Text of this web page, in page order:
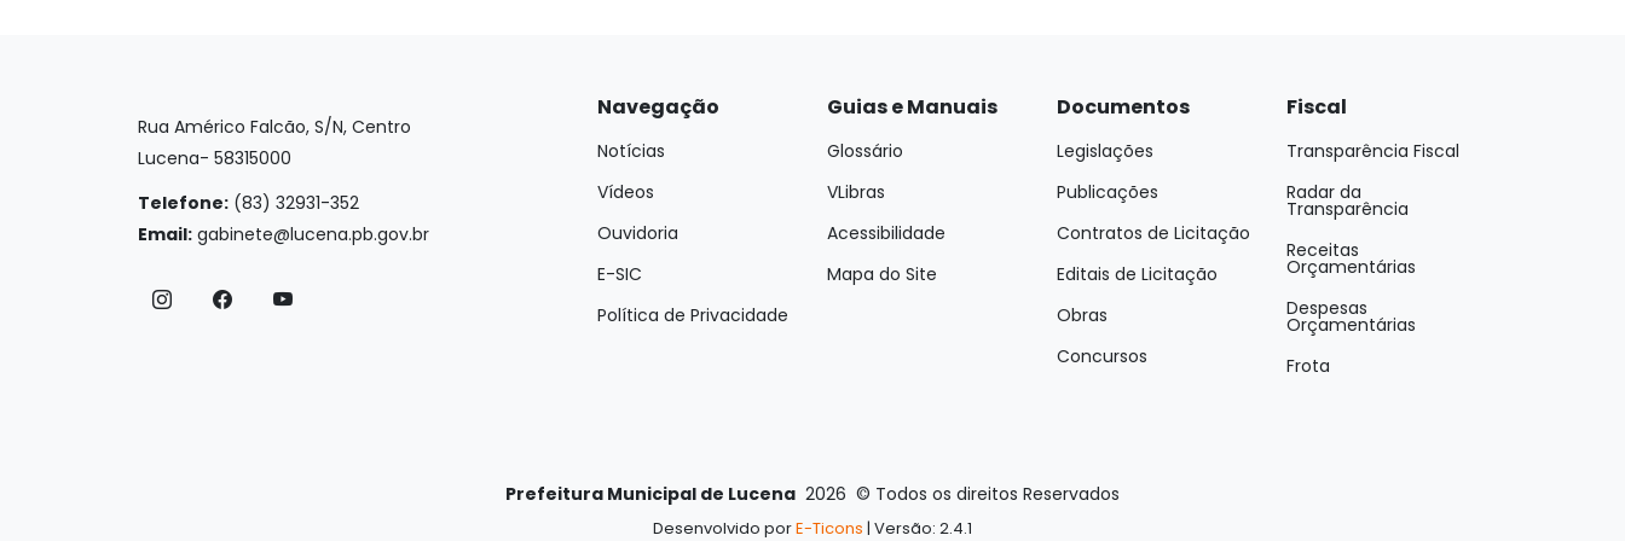
Rua Américo Falcão, S/N, Centro
Lucena- 58315000
Telefone: (83) 32931-352
Email: gabinete@lucena.pb.gov.br
Navegação
Notícias
Vídeos
Ouvidoria
E-SIC
Política de Privacidade
Guias e Manuais
Glossário
VLibras
Acessibilidade
Mapa do Site
Documentos
Legislações
Publicações
Contratos de Licitação
Editais de Licitação
Obras
Concursos
Fiscal
Transparência Fiscal
Radar da
Transparência
Receitas
Orçamentárias
Despesas
Orçamentárias
Frota
Prefeitura Municipal de Lucena 2026 © Todos os direitos Reservados
Desenvolvido porE-Ticons | Versão: 2.4.1